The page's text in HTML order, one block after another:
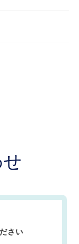
さい